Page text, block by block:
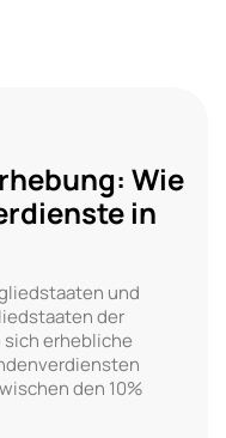
Wie
in
und
der
sich erhebliche
den 10%